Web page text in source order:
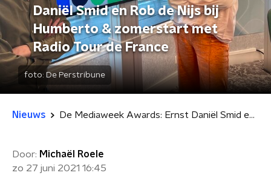
Daniël Smid en Rob de Nijs bij
Humberto & zomerstart met
Radio Tour de France
foto: De Perstribune
Nieuws De Mediaweek Awards: Ernst Daniël Smid en Rob de Nijs bij Humberto & zomerstart met Radio Tour de France
Door: Michaël Roele
zo 27 juni 2021 16:45